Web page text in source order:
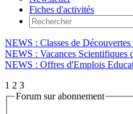
Fiches d'activités
NEWS : Classes de
NEWS : Vacances Scientifiques
NEWS : Offres d'Emplois
1 2 3
Forum sur abonnement